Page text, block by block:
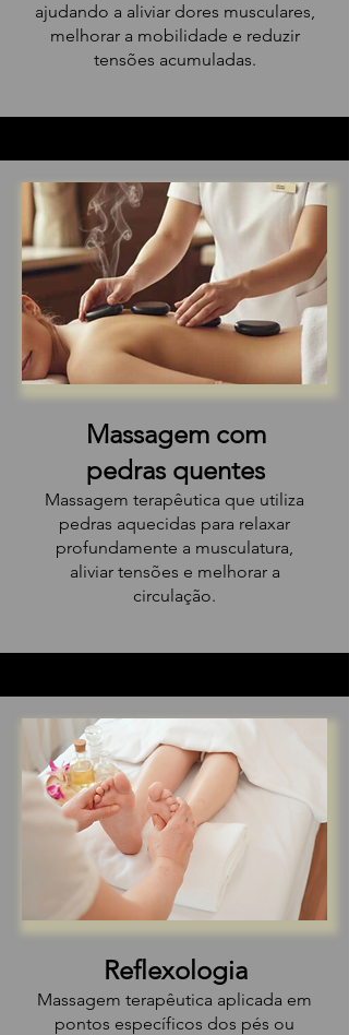
ajudando a aliviar dores musculares,
melhorar a mobilidade e reduzir
tensões acumuladas.
Massagem com
pedras quentes
Massagem terapêutica que utiliza
pedras aquecidas para relaxar
profundamente a musculatura,
aliviar tensões e melhorar a
circulação.
Reflexologia
Massagem terapêutica aplicada em
pontos específicos dos pés ou